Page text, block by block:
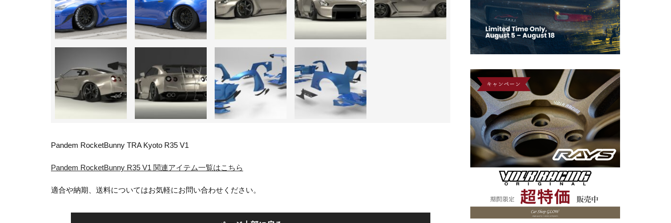
Pandem RocketBunny TRA Kyoto R35 V1
Pandem RocketBunny R35 V1 関連アイテム一覧はこちら
適合や納期、送料についてはお気軽にお問い合わせください。